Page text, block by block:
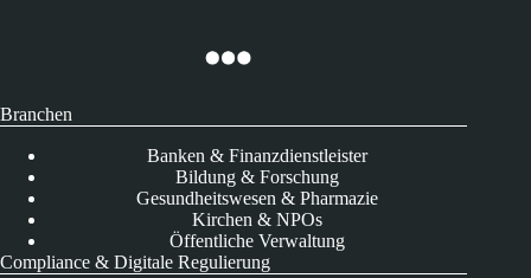
Branchen
Banken & Finanzdienstleister
Bildung & Forschung
Gesundheitswesen & Pharmazie
Kirchen & NPOs
Öffentliche Verwaltung
Compliance & Digitale Regulierung